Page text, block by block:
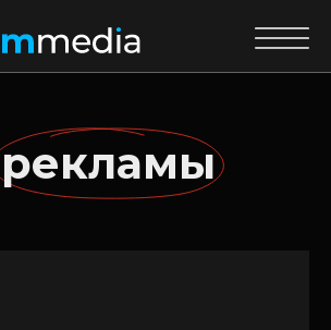
рекламы